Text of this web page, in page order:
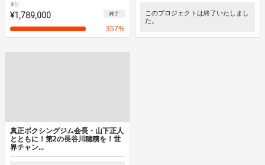
累計
¥1,789,000 終了
357%
このプロジェクトは終了いたしまし
た。
真正ボクシングジム会長・山下正人
とともに！第2の長谷川穂積を！世
界チャン...